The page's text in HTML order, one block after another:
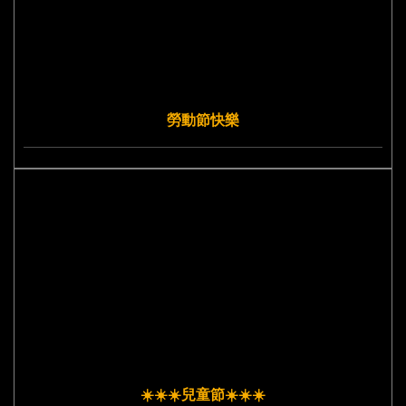
勞動節快樂
☀️☀️☀️兒童節☀️☀️☀️